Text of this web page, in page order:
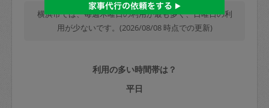
金額の100%＋交通費全額
定期契約をキャンセルする場合、毎週定
期は月2回まで隔週定期は月1回までキャ
横浜市では、毎週木曜日の利用が最も多く、日曜日の利
用が少ないです。(2026/08/08 時点での更新)
利用の多い時間帯は？
平日